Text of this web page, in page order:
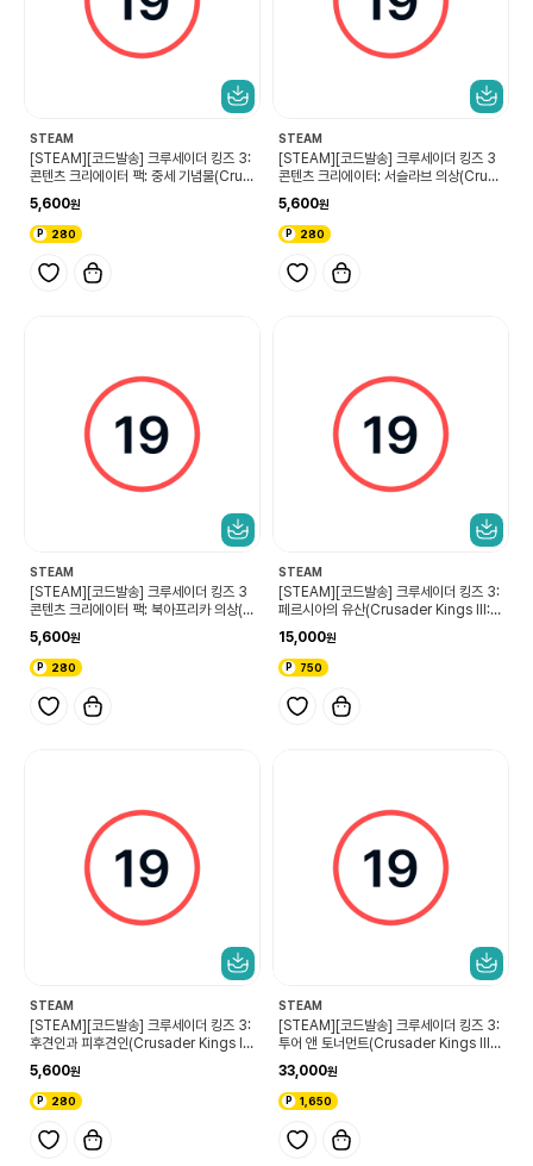
STEAM
[STEAM][코드발송] 크루세이더 킹즈 3:
콘텐츠 크리에이터 팩: 중세 기념물(Crus
k: Medieval Monuments)
5,600
280
STEAM
[STEAM][코드발송] 크루세이더 킹즈 3
콘텐츠 크리에이터: 서슬라브 의상(Crusa
k: West Slavic Attire)
5,600
280
STEAM
[STEAM][코드발송] 크루세이더 킹즈 3
콘텐츠 크리에이터 팩: 북아프리카 의상(C
Pack: North African Attire)
5,600
280
STEAM
[STEAM][코드발송] 크루세이더 킹즈 3:
페르시아의 유산(Crusader Kings III: L
15,000
750
STEAM
[STEAM][코드발송] 크루세이더 킹즈 3:
후견인과 피후견인(Crusader Kings III:
5,600
280
STEAM
[STEAM][코드발송] 크루세이더 킹즈 3:
투어 앤 토너먼트(Crusader Kings III:
33,000
1,650